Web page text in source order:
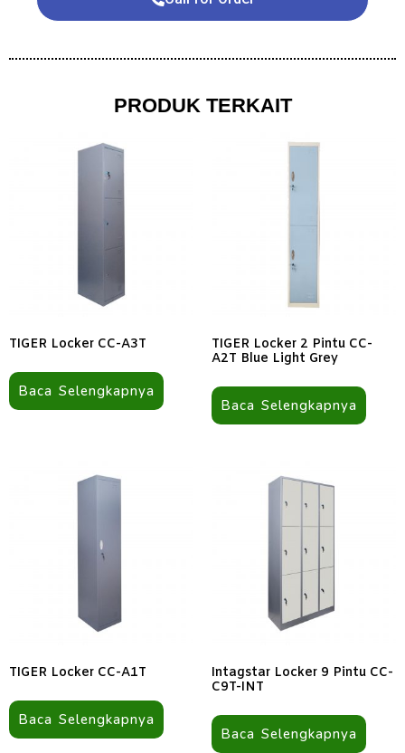
PRODUK TERKAIT
TIGER Locker CC-A3T
Baca Selengkapnya
TIGER Locker 2 Pintu CC-
A2T Blue Light Grey
Baca Selengkapnya
TIGER Locker CC-A1T
Baca Selengkapnya
Intagstar Locker 9 Pintu CC-
C9T-INT
Baca Selengkapnya